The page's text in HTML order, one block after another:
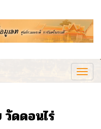
ดดอนไร่